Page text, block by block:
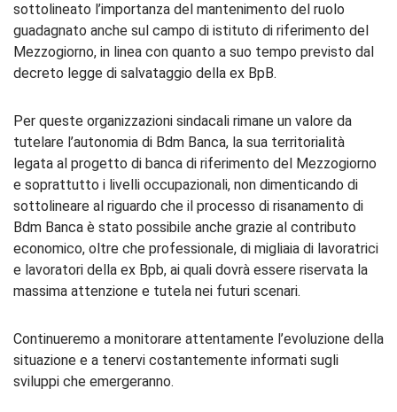
sottolineato l’importanza del mantenimento del ruolo
guadagnato anche sul campo di istituto di riferimento del
Mezzogiorno, in linea con quanto a suo tempo previsto dal
decreto legge di salvataggio della ex BpB.
Per queste organizzazioni sindacali rimane un valore da
tutelare l’autonomia di Bdm Banca, la sua territorialità
legata al progetto di banca di riferimento del Mezzogiorno
e soprattutto i livelli occupazionali, non dimenticando di
sottolineare al riguardo che il processo di risanamento di
Bdm Banca è stato possibile anche grazie al contributo
economico, oltre che professionale, di migliaia di lavoratrici
e lavoratori della ex Bpb, ai quali dovrà essere riservata la
massima attenzione e tutela nei futuri scenari.
Continueremo a monitorare attentamente l’evoluzione della
situazione e a tenervi costantemente informati sugli
sviluppi che emergeranno.